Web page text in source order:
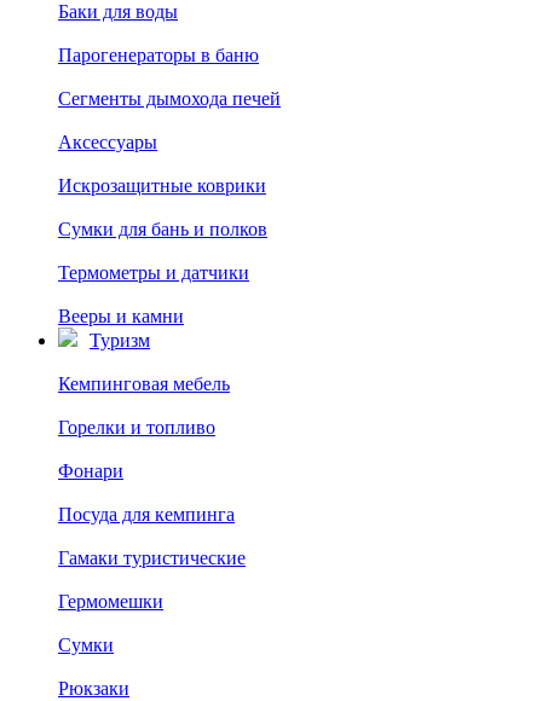
Баки для воды
Парогенераторы в баню
Сегменты дымохода печей
Аксессуары
Искрозащитные коврики
Сумки для бань и полков
Термометры и датчики
Вееры и камни
Туризм
Кемпинговая мебель
Горелки и топливо
Фонари
Посуда для кемпинга
Гамаки туристические
Гермомешки
Сумки
Рюкзаки